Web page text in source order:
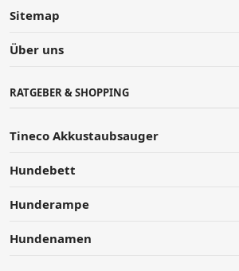
Sitemap
Über uns
RATGEBER & SHOPPING
Tineco Akkustaubsauger
Hundebett
Hunderampe
Hundenamen